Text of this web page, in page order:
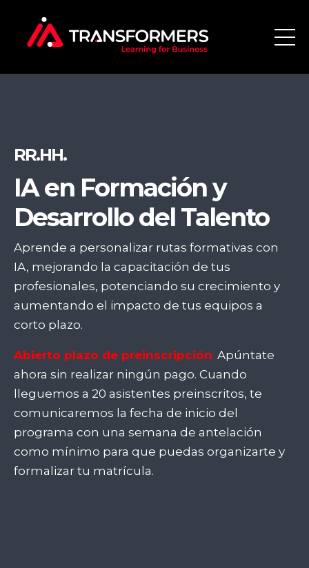
RR.HH.
IA en Formación y
Desarrollo del Talento
Aprende a personalizar rutas formativas con
IA, mejorando la capacitación de tus
profesionales, potenciando su crecimiento y
aumentando el impacto de tus equipos a
corto plazo.
Abierto plazo de preinscripción: Apúntate
ahora sin realizar ningún pago. Cuando
lleguemos a 20 asistentes preinscritos, te
comunicaremos la fecha de inicio del
programa con una semana de antelación
como mínimo para que puedas organizarte y
formalizar tu matrícula.